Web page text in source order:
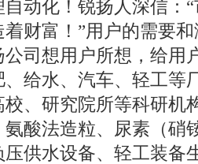
动化！锐扬人深信：
财富！”用户的需要
司想用户所想，给用
给水、汽车、轻工等
、研究院所等科研机
酸法造粒、尿素（硝
供水设备、轻工装备